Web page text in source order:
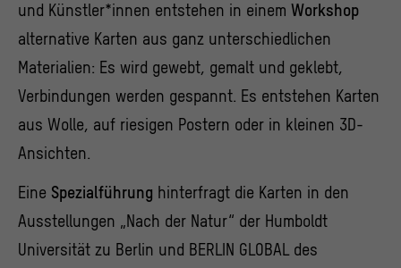
und Künstler*innen entstehen in einem Workshop
alternative Karten aus ganz unterschiedlichen
Materialien: Es wird gewebt, gemalt und geklebt,
Verbindungen werden gespannt. Es entstehen Karten
aus Wolle, auf riesigen Postern oder in kleinen 3D-
Ansichten.
Eine Spezialführung hinterfragt die Karten in den
Ausstellungen „Nach der Natur“ der Humboldt
Universität zu Berlin und BERLIN GLOBAL des